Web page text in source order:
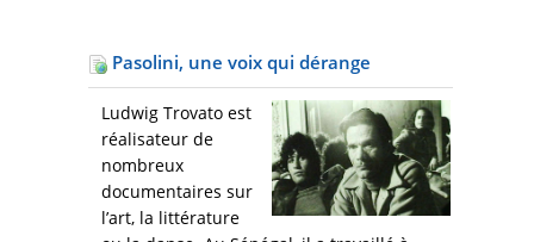
Pasolini, une voix qui dérange
Ludwig Trovato est
réalisateur de
nombreux
documentaires sur
l’art, la littérature